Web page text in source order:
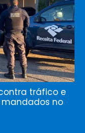
tráfico e
no